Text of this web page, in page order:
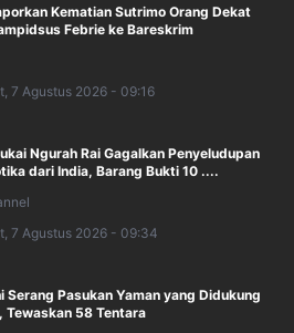
Kematian Sutrimo Orang Dekat
Febrie ke Bareskrim
7 Agustus 2026 - 09:16
Ngurah Rai Gagalkan Penyeludupan
dari India, Barang Bukti 10 ....
7 Agustus 2026 - 09:34
Serang Pasukan Yaman yang Didukung
Tewaskan 58 Tentara